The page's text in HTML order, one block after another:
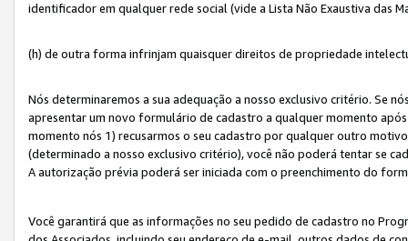
identificador em qualquer rede social (vide a Lista Não Exaustiva das
(h) de outra forma infrinjam quaisquer direitos de propriedade
Nós determinaremos a sua adequação a nosso exclusivo critério. Se
apresentar um novo formulário de cadastro a qualquer momento
momento nós 1) recusarmos o seu cadastro por qualquer outro
(determinado a nosso exclusivo critério), você não poderá tentar se
A autorização prévia poderá ser iniciada com o preenchimento do
Você garantirá que as informações no seu pedido de cadastro no